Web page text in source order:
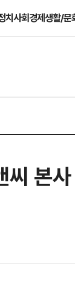
치사회경제생활/문
씨 본